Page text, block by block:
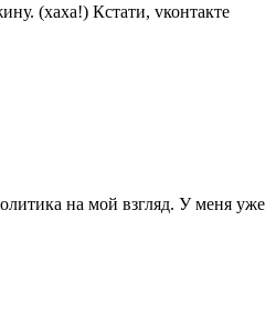
(хаха!) Кстати, vконтакте
на мой взгляд. У меня уже